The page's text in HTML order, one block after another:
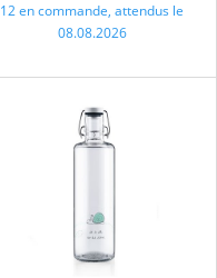
12 en commande, attendus le
08.08.2026